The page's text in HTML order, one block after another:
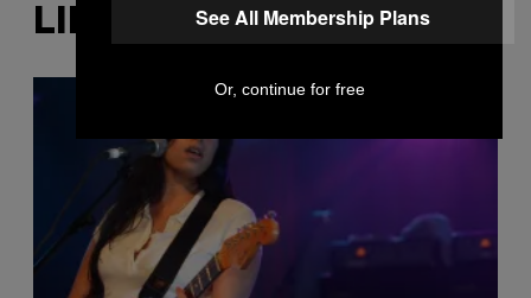
LIKE THISSee All Membership Plans
Or, continue for free